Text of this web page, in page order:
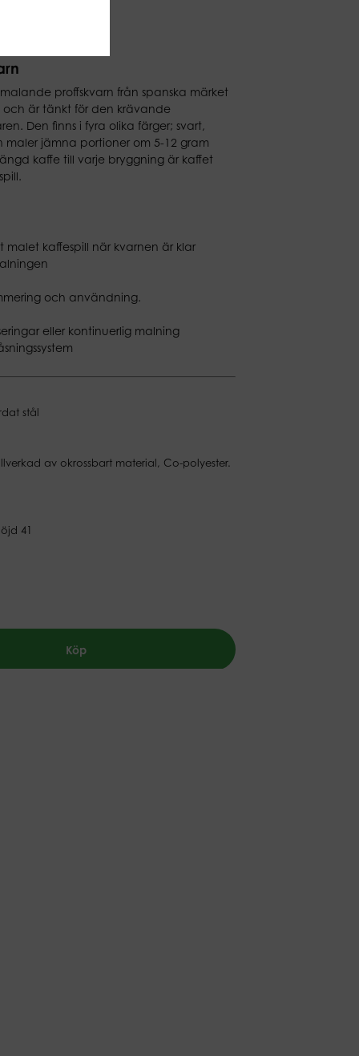
proffskvarn från spanska märket
är tänkt för den krävande
Den finns i fyra olika färger; svart,
jämna portioner om 5-12 gram
kaffe till varje bryggning är kaffet
malet kaffespill när kvarnen är klar
och användning.
eller kontinuerlig malning
stål
av okrossbart material, Co-polyester.
41
Köp